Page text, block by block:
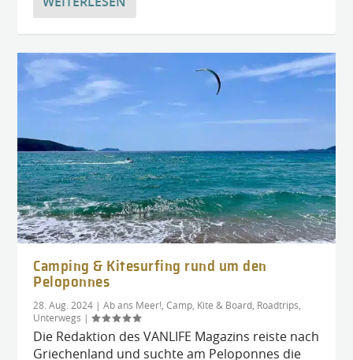
Camping & Kitesurfing rund um den
Peloponnes
28. Aug. 2024 |Ab ans Meer! ,Camp, Kite & Board Roadtrips
Unterwegs |
Die Redaktion des VANLIFE Magazins reiste nach
Griechenland und suchte am Peloponnes die